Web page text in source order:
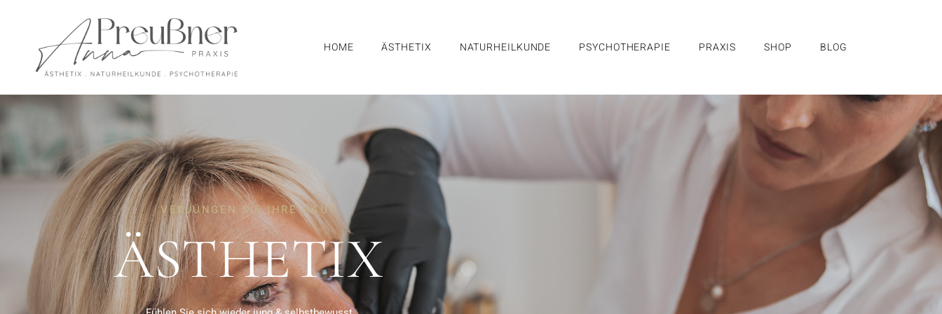
HOME ÄSTHETIX NATURHEILKUNDE PSYCHOTHERAPIE PRAXIS SHOP BLOG
VERJÜNGEN SIE IHRE HAUT
ÄSTHETIX